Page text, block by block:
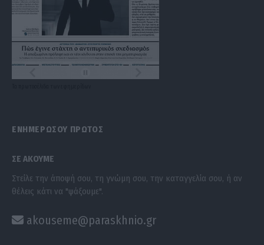
ΕΝΗΜΕΡΩΣΟΥ ΠΡΩΤΟΣ
ΣΕ ΑΚΟΥΜΕ
Στείλε την άποψή σου, τη γνώμη σου, την καταγγελία σου, ή αν
θέλεις κάτι να "ψάξουμε".
akouseme@paraskhnio.gr